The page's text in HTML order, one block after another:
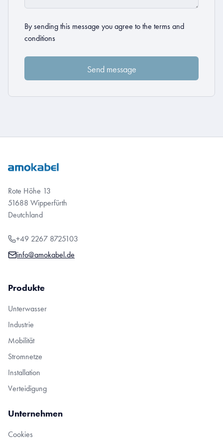
By sending this message you agree to the terms and
conditions
Rote Höhe 13
51688 Wipperfürth
Deutchland
+49 2267 8725103
info@amokabel.de
Produkte
Unterwasser
Industrie
Mobilität
Stromnetze
Installation
Verteidigung
Unternehmen
Cookies